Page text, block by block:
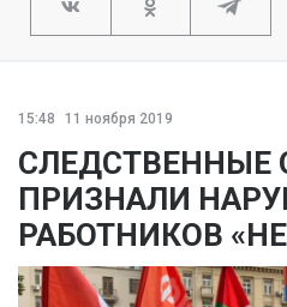
15:48 11 ноября 2019
СЛЕДСТВЕННЫЕ
ПРИЗНАЛИ
РАБОТНИКОВ